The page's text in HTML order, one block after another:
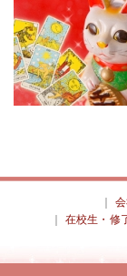
在校生・修